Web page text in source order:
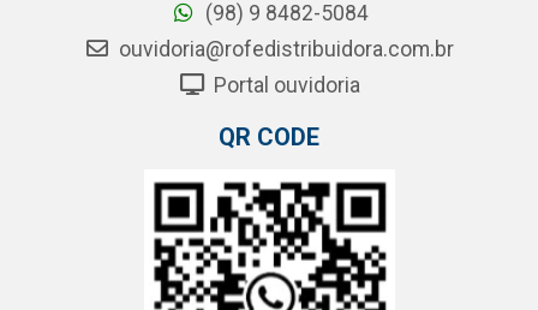
(98) 9 8482-5084
ouvidoria@rofedistribuidora.com.br
Portal ouvidoria
QR CODE